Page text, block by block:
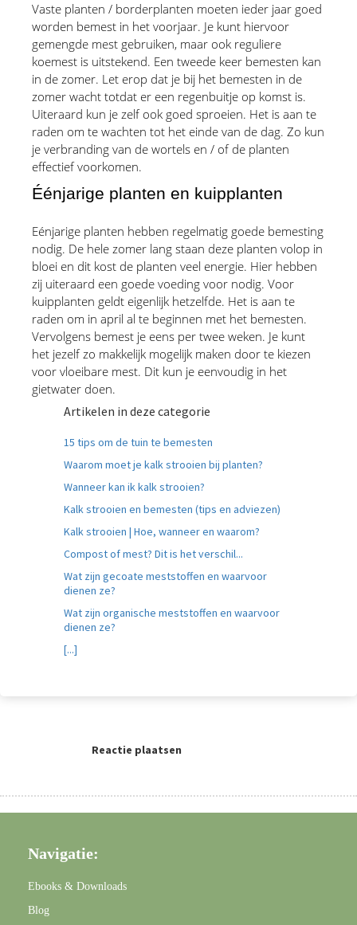
Vaste planten / borderplanten moeten ieder jaar goed
worden bemest in het voorjaar. Je kunt hiervoor
gemengde mest gebruiken, maar ook reguliere
koemest is uitstekend. Een tweede keer bemesten kan
in de zomer. Let erop dat je bij het bemesten in de
zomer wacht totdat er een regenbuitje op komst is.
Uiteraard kun je zelf ook goed sproeien. Het is aan te
raden om te wachten tot het einde van de dag. Zo kun
je verbranding van de wortels en / of de planten
effectief voorkomen.
Éénjarige planten en kuipplanten
Eénjarige planten hebben regelmatig goede bemesting
nodig. De hele zomer lang staan deze planten volop in
bloei en dit kost de planten veel energie. Hier hebben
zij uiteraard een goede voeding voor nodig. Voor
kuipplanten geldt eigenlijk hetzelfde. Het is aan te
raden om in april al te beginnen met het bemesten.
Vervolgens bemest je eens per twee weken. Je kunt
het jezelf zo makkelijk mogelijk maken door te kiezen
voor vloeibare mest. Dit kun je eenvoudig in het
gietwater doen.
Artikelen in deze categorie
15 tips om de tuin te bemesten
Waarom moet je kalk strooien bij planten?
Wanneer kan ik kalk strooien?
Kalk strooien en bemesten (tips en adviezen)
Kalk strooien | Hoe, wanneer en waarom?
Compost of mest? Dit is het verschil...
Wat zijn gecoate meststoffen en waarvoor
dienen ze?
Wat zijn organische meststoffen en waarvoor
dienen ze?
[...]
Reactie plaatsen
Navigatie:
Ebooks & Downloads
Blog